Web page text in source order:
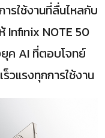
รใช้งานที่ลื่นไหลกับ
Infinix NOTE 50
ค AI ที่ตอบโจทย์
วแรงทุกการใช้งาน